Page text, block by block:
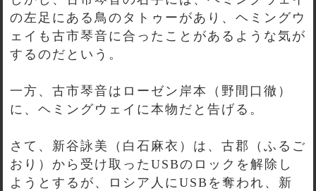
の左足にある鳥のタトゥーがあり、ヘミングウ
ェイも古市琴音に合ったことがあるような気が
するのだという。
一方、古市琴音はローゼン岸本（野間口徹）
に、ヘミングウェイに本物だと告げる。
さて、新谷詠美（白石麻衣）は、古郡（ふるご
おり）から受け取ったUSBのロックを解除し
ようとするが、ロシア人にUSBを奪われ、新